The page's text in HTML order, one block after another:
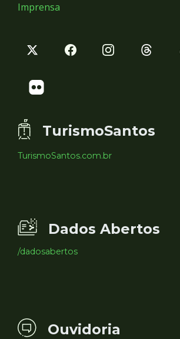
Imprensa
TurismoSantos
TurismoSantos.com.br
Dados Abertos
/dadosabertos
Ouvidoria